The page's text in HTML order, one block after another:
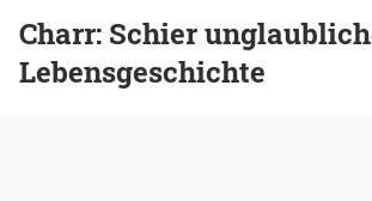
Charr: Schier
Lebensgeschichte